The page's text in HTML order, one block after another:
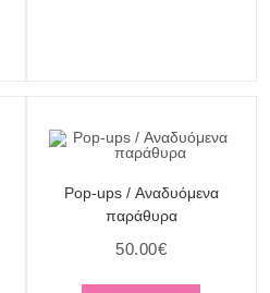
Pop-ups / Αναδυόμενα
παράθυρα
50.00€